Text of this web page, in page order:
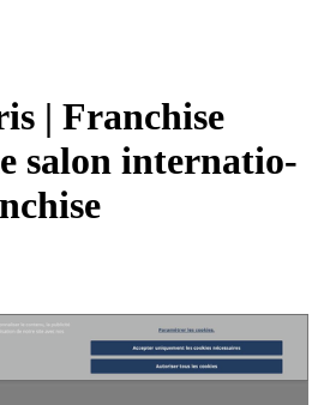
| Franchise
salon in­ter­natio­